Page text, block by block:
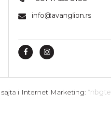
info@avanglion.rs
sajta i Internet Marketing: